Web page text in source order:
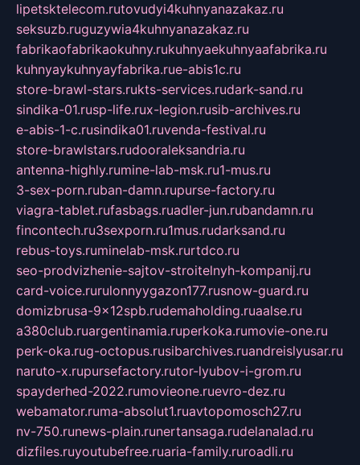
lipetsktelecom.rutovudyi4kuhnyanazakaz.ru
seksuzb.ruguzywia4kuhnyanazakaz.ru
fabrikaofabrikaokuhny.rukuhnyaekuhnyaafabrika.ru
kuhnyaykuhnyayfabrika.rue-abis1c.ru
store-brawl-stars.rukts-services.rudark-sand.ru
sindika-01.rusp-life.rux-legion.rusib-archives.ru
e-abis-1-c.rusindika01.ruvenda-festival.ru
store-brawlstars.rudooraleksandria.ru
antenna-highly.rumine-lab-msk.ru1-mus.ru
3-sex-porn.ruban-damn.rupurse-factory.ru
viagra-tablet.rufasbags.ruadler-jun.rubandamn.ru
fincontech.ru3sexporn.ru1mus.rudarksand.ru
rebus-toys.ruminelab-msk.rurtdco.ru
seo-prodvizhenie-sajtov-stroitelnyh-kompanij.ru
card-voice.rurulonnyygazon177.rusnow-guard.ru
domizbrusa-9x12spb.rudemaholding.ruaalse.ru
a380club.ruargentinamia.ruperkoka.rumovie-one.ru
perk-oka.rug-octopus.rusibarchives.ruandreislyusar.ru
naruto-x.rupursefactory.rutor-lyubov-i-grom.ru
spayderhed-2022.rumovieone.ruevro-dez.ru
webamator.ruma-absolut1.ruavtopomosch27.ru
nv-750.runews-plain.runertansaga.rudelanalad.ru
dizfiles.ruyoutubefree.ruaria-family.ruroadli.ru